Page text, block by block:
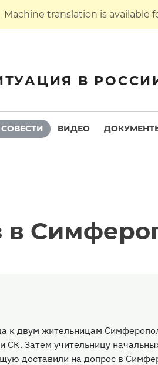
Machine translation is available
В
ВИДЕО
к двум жительницам
СК. Затем учительницу
доставили на допрос в